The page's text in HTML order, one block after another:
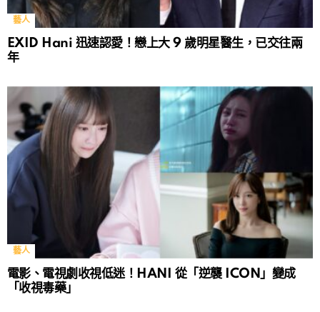
藝人
EXID Hani 迅速認愛！戀上大 9 歲明星醫生，已交往兩
年
藝人
電影、電視劇收視低迷！HANI 從「逆襲 ICON」變成
「收視毒藥」